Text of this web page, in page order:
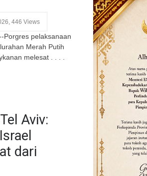
446 Views
Porgres pelaksanaan
Merah Putih
melesat . . . .
Aviv:
dari